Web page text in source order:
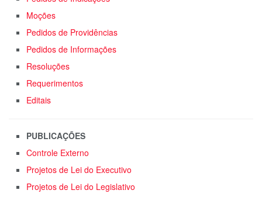
Moções
Pedidos de Providências
Pedidos de Informações
Resoluções
Requerimentos
Editais
PUBLICAÇÕES
Controle Externo
Projetos de Lei do Executivo
Projetos de Lei do Legislativo